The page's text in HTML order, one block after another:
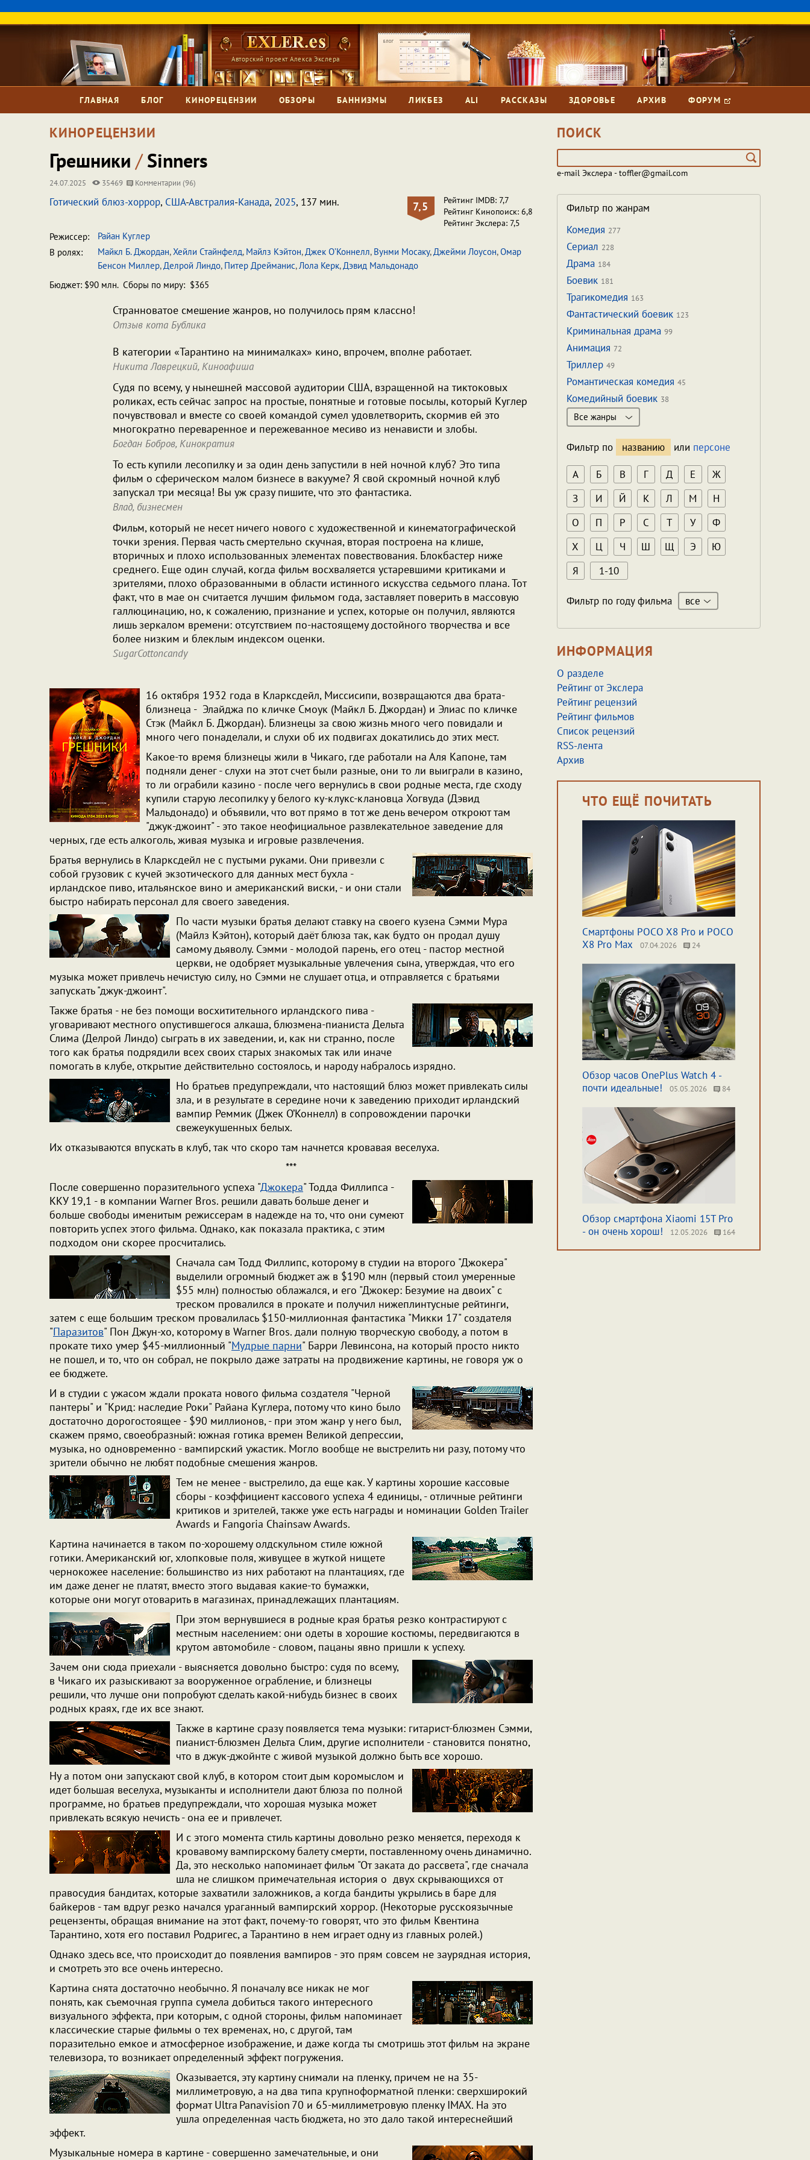
Авторский проект Алекса Экслера
ГЛАВНАЯ БЛОГ КИНОРЕЦЕНЗИИ ОБЗОРЫ БАННИЗМЫ ЛИКБЕЗ ALI РАССКАЗЫ ЗДОРОВЬЕ АРХИВ ФОРУМ
КИНОРЕЦЕНЗИИ
Грешники /Sinners
24.07.2025 35469 Комментарии (96)
Готический блюз-хоррор, США-Австралия-Канада, 2025, 137 мин. 7,5
Рейтинг IMDB: 7,7
Рейтинг Кинопоиск: 6,8
Рейтинг Экслера: 7,5
Режиссер:
Райан Куглер
В ролях:
Майкл Б. Джордан,Хейли Стайнфелд, Майлз Кэйтон,Джек О’Коннелл, Вунми Мосаку,Джейми Лоусон,Омар
Бенсон Миллер,Делрой Линдо, Питер Дрейманис,Лола Керк,Дэвид Мальдонадо
Бюджет: $90 млн. Сборы по миру: $365
Странноватое смешение жанров, но получилось прям классно!
Отзыв кота Бублика
В категории «Тарантино на минималках» кино, впрочем, вполне работает.
Никита Лаврецкий, Киноафиша
Судя по всему, у нынешней массовой аудитории США, взращенной на тиктоковых
роликах, есть сейчас запрос на простые, понятные и готовые посылы, который Куглер
почувствовал и вместе со своей командой сумел удовлетворить, скормив ей это
многократно переваренное и пережеванное месиво из ненависти и злобы.
Богдан Бобров, Кинократия
То есть купили лесопилку и за один день запустили в ней ночной клуб? Это типа
фильм о сферическом малом бизнесе в вакууме? Я свой скромный ночной клуб
запускал три месяца! Вы уж сразу пишите, что это фантастика.
Влад, бизнесмен
Фильм, который не несет ничего нового с художественной и кинематографической
точки зрения. Первая часть смертельно скучная, вторая построена на клише,
вторичных и плохо использованных элементах повествования. Блокбастер ниже
среднего. Еще один случай, когда фильм восхваляется устаревшими критиками и
зрителями, плохо образованными в области истинного искусства седьмого плана. Тот
факт, что в мае он считается лучшим фильмом года, заставляет поверить в массовую
галлюцинацию, но, к сожалению, признание и успех, которые он получил, являются
лишь зеркалом времени: отсутствием по-настоящему достойного творчества и все
более низким и блеклым индексом оценки.
SugarCottoncandy
16 октября 1932 года в Кларксдейл, Миссисипи, возвращаются два брата-
близнеца - Элайджа по кличке Смоук (Майкл Б. Джордан) и Элиас по кличке
Стэк (Майкл Б. Джордан). Близнецы за свою жизнь много чего повидали и
много чего понаделали, и слухи об их подвигах докатились до этих мест.
Какое-то время близнецы жили в Чикаго, где работали на Аля Капоне, там
подняли денег - слухи на этот счет были разные, они то ли выиграли в казино,
то ли ограбили казино - после чего вернулись в свои родные места, где сходу
купили старую лесопилку у белого ку-клукс-клановца Хогвуда (Дэвид
Мальдонадо) и объявили, что вот прямо в тот же день вечером откроют там
"джук-джоинт" - это такое неофициальное развлекательное заведение для
черных, где есть алкоголь, живая музыка и игровые развлечения.
Братья вернулись в Кларксдейл не с пустыми руками. Они привезли с
собой грузовик с кучей экзотического для данных мест бухла -
ирландское пиво, итальянское вино и американский виски, - и они стали
быстро набирать персонал для своего заведения.
По части музыки братья делают ставку на своего кузена Сэмми Мура
(Майлз Кэйтон), который даёт блюза так, как будто он продал душу
самому дьяволу. Сэмми - молодой парень, его отец - пастор местной
церкви, не одобряет музыкальные увлечения сына, утверждая, что его
музыка может привлечь нечистую силу, но Сэмми не слушает отца, и отправляется с братьями
запускать "джук-джоинт".
Также братья - не без помощи восхитительного ирландского пива -
уговаривают местного опустившегося алкаша, блюзмена-пианиста Дельта
Слима (Делрой Линдо) сыграть в их заведении, и, как ни странно, после
того как братья подрядили всех своих старых знакомых так или иначе
помогать в клубе, открытие действительно состоялось, и народу набралось изрядно.
Но братьев предупреждали, что настоящий блюз может привлекать силы
зла, и в результате в середине ночи к заведению приходит ирландский
вампир Реммик (Джек О’Коннелл) в сопровождении парочки
свежеукушенных белых.
Их отказываются впускать в клуб, так что скоро там начнется кровавая веселуха.
***
После совершенно поразительного успеха "Джокера" Тодда Филлипса -
ККУ 19,1 - в компании Warner Bros. решили давать больше денег и
больше свободы именитым режиссерам в надежде на то, что они сумеют
повторить успех этого фильма. Однако, как показала практика, с этим
подходом они скорее просчитались.
Сначала сам Тодд Филлипс, которому в студии на второго "Джокера"
выделили огромный бюджет аж в $190 млн (первый стоил умеренные
$55 млн) полностью облажался, и его "Джокер: Безумие на двоих" с
треском провалился в прокате и получил нижеплинтусные рейтинги,
затем с еще большим треском провалилась $150-миллионная фантастика "Микки 17" создателя
"Паразитов" Пон Джун-хо, которому в Warner Bros. дали полную творческую свободу, а потом в
прокате тихо умер $45-миллионный "Мудрые парни" Барри Левинсона, на который просто никто
не пошел, и то, что он собрал, не покрыло даже затраты на продвижение картины, не говоря уж о
ее бюджете.
И в студии с ужасом ждали проката нового фильма создателя "Черной
пантеры" и "Крид: наследие Роки" Райана Куглера, потому что кино было
достаточно дорогостоящее - $90 миллионов, - при этом жанр у него был,
скажем прямо, своеобразный: южная готика времен Великой депрессии,
музыка, но одновременно - вампирский ужастик. Могло вообще не выстрелить ни разу, потому что
зрители обычно не любят подобные смешения жанров.
Тем не менее - выстрелило, да еще как. У картины хорошие кассовые
сборы - коэффициент кассового успеха 4 единицы, - отличные рейтинги
критиков и зрителей, также уже есть награды и номинации Golden Trailer
Awards и Fangoria Chainsaw Awards.
Картина начинается в таком по-хорошему олдскульном стиле южной
готики. Американский юг, хлопковые поля, живущее в жуткой нищете
чернокожее население: большинство из них работают на плантациях, где
им даже денег не платят, вместо этого выдавая какие-то бумажки,
которые они могут отоварить в магазинах, принадлежащих плантациям.
При этом вернувшиеся в родные края братья резко контрастируют с
местным населением: они одеты в хорошие костюмы, передвигаются в
крутом автомобиле - словом, пацаны явно пришли к успеху.
Зачем они сюда приехали - выясняется довольно быстро: судя по всему,
в Чикаго их разыскивают за вооруженное ограбление, и близнецы
решили, что лучше они попробуют сделать какой-нибудь бизнес в своих
родных краях, где их все знают.
Также в картине сразу появляется тема музыки: гитарист-блюзмен Сэмми,
пианист-блюзмен Дельта Слим, другие исполнители - становится понятно,
что в джук-джойнте с живой музыкой должно быть все хорошо.
Ну а потом они запускают свой клуб, в котором стоит дым коромыслом и
идет большая веселуха, музыканты и исполнители дают блюза по полной
программе, но братьев предупреждали, что хорошая музыка может
привлекать всякую нечисть - она ее и привлечет.
И с этого момента стиль картины довольно резко меняется, переходя к
кровавому вампирскому балету смерти, поставленному очень динамично.
Да, это несколько напоминает фильм "От заката до рассвета", где сначала
шла не слишком примечательная история о двух скрывающихся от
правосудия бандитах, которые захватили заложников, а когда бандиты укрылись в баре для
байкеров - там вдруг резко начался ураганный вампирский хоррор. (Некоторые русскоязычные
рецензенты, обращая внимание на этот факт, почему-то говорят, что это фильм Квентина
Тарантино, хотя его поставил Родригес, а Тарантино в нем играет одну из главных ролей.)
Однако здесь все, что происходит до появления вампиров - это прям совсем не заурядная история,
и смотреть это все очень интересно.
Картина снята достаточно необычно. Я поначалу все никак не мог
понять, как съемочная группа сумела добиться такого интересного
визуального эффекта, при которым, с одной стороны, фильм напоминает
классические старые фильмы о тех временах, но, с другой, там
поразительно емкое и атмосферное изображение, и даже когда ты смотришь этот фильм на экране
телевизора, то возникает определенный эффект погружения.
Оказывается, эту картину снимали на пленку, причем не на 35-
миллиметровую, а на два типа крупноформатной пленки: сверхширокий
формат Ultra Panavision 70 и 65-миллиметровую пленку IMAX. На это
ушла определенная часть бюджета, но это дало такой интереснейший
эффект.
Музыкальные номера в картине - совершенно замечательные, и они
ПОИСК
e-mail Экслера - toffler@gmail.com
Фильтр по жанрам
Комедия 277
Сериал 228
Драма 184
Боевик 181
Трагикомедия 163
Фантастический боевик 123
Криминальная драма 99
Анимация 72
Триллер 49
Романтическая комедия 45
Комедийный боевик 38
Все жанры
Фильтр по названию или персоне
А Б В Г Д Е
Ж
З
И Й К Л М
Н
О
П Р С Т У
Ф
Х
Ц Ч Ш Щ Э
Ю
Я
1-10
Фильтр по году фильма все
ИНФОРМАЦИЯ
О разделе
Рейтинг от Экслера
Рейтинг рецензий
Рейтинг фильмов
Список рецензий
RSS-лента
Архив
ЧТО ЕЩЁ ПОЧИТАТЬ
Смартфоны POCO X8 Pro и POCO
X8 Pro Max
07.04.2026 24
Обзор часов OnePlus Watch 4 -
почти идеальные!
05.05.2026 84
Обзор смартфона Xiaomi 15T Pro
- он очень хорош!
12.05.2026 164